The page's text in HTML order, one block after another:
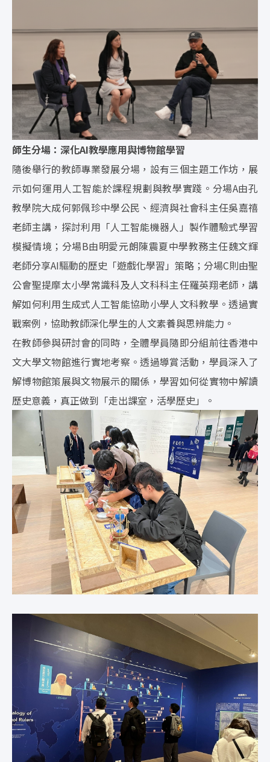
師生分場：深化AI教學應用與博物館學習
隨後舉行的教師專業發展分場，設有三個主題工作坊，展
示如何運用人工智能於課程規劃與教學實踐。分場A由孔
教學院大成何郭佩珍中學公民、經濟與社會科主任吳嘉禧
老師主講，探討利用「人工智能機器人」製作體驗式學習
模擬情境；分場B由明愛元朗陳震夏中學教務主任魏文輝
老師分享AI驅動的歷史「遊戲化學習」策略；分場C則由聖
公會聖提摩太小學常識科及人文科科主任羅英翔老師，講
解如何利用生成式人工智能協助小學人文科教學。透過實
戰案例，協助教師深化學生的人文素養與思辨能力。
在教師參與研討會的同時，全體學員隨即分組前往香港中
文大學文物館進行實地考察。透過導賞活動，學員深入了
解博物館策展與文物展示的關係，學習如何從實物中解讀
歷史意義，真正做到「走出課室，活學歷史」。